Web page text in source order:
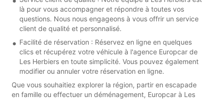
là pour vous accompagner et répondre à toutes vos
questions. Nous nous engageons à vous offrir un service
client de qualité et personnalisé.
Facilité de réservation : Réservez en ligne en quelques
clics et récupérez votre véhicule à l'agence Europcar de
Les Herbiers en toute simplicité. Vous pouvez également
modifier ou annuler votre réservation en ligne.
Que vous souhaitiez explorer la région, partir en escapade
en famille ou effectuer un déménagement, Europcar à Les